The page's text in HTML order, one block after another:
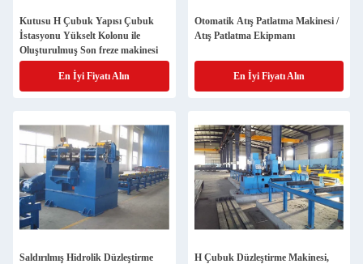
Kutusu H Çubuk Yapısı Çubuk
İstasyonu Yükselt Kolonu ile
Oluşturulmuş Son freze makinesi
En İyi Fiyatı Alın
Otomatik Atış Patlatma Makinesi /
Atış Patlatma Ekipmanı
En İyi Fiyatı Alın
Saldırılmış Hidrolik Düzleştirme
H Çubuk Düzleştirme Makinesi,